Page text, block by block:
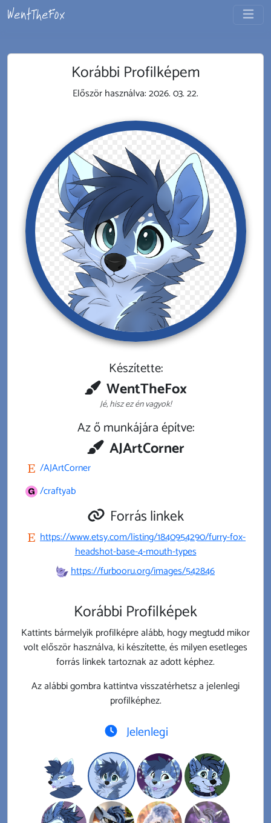
Korábbi Profilképem
Először használva:2026. 03. 22.
Készítette:
WentTheFox
Jé, hisz ez én vagyok!
Az ő munkájára építve:
AJArtCorner
/AJArtCorner
/craftyab
Forrás linkek
https://www.etsy.com/listing/1840954290/furry-fox-
headshot-base-4-mouth-types
https://furbooru.org/images/542846
Korábbi Profilképek
Kattints bármelyik profilképre alább, hogy megtudd mikor
volt először használva, ki készítette, és milyen esetleges
forrás linkek tartoznak az adott képhez.
Az alábbi gombra kattintva visszatérhetsz a jelenlegi
profilképhez.
Jelenlegi